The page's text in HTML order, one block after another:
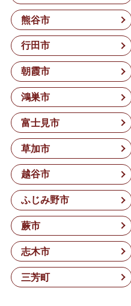
熊谷市
行田市
朝霞市
鴻巣市
富士見市
草加市
越谷市
ふじみ野市
蕨市
志木市
三芳町